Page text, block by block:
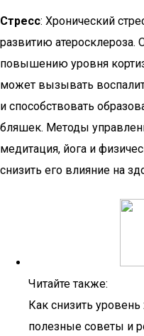
Стресс: Хронический
развитию
повышению уровня
может вызывать
и способствовать
бляшек. Методы
медитация, йога и
снизить его влияние на
Читайте также:
Как снизить уровень
полезные советы и